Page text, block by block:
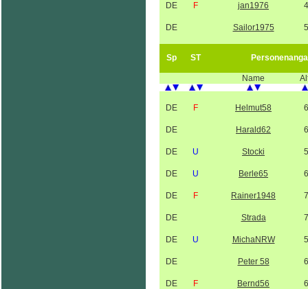
DE F jan1976
DE Sailor1975
Sp ST
Name
DE F Helmut58
DE Harald62
DE U Stocki
DE U Berle65
DE F Rainer1948
DE Strada
DE U MichaNRW
DE Peter 58
DE F Bernd56